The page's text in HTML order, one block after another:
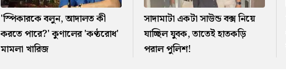
'স্পিকারকে বলুন, আদালত কী
করতে পারে?' কুণালের 'কণ্ঠরোধ'
মামলা খারিজ
সাদামাটা একটা সাউন্ড বক্স নিয়ে
যাচ্ছিল যুবক, তাতেই হাতকড়ি
পরাল পুলিশ!